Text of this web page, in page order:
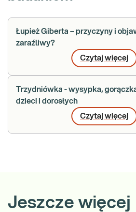
Łupież Giberta – przyczyny i
zaraźliwy?
Czytaj więcej
Trzydniówka - wysypka,
dzieci i dorosłych
Czytaj więcej
Jeszcze więcej